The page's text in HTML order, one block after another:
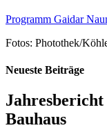
Programm Gaidar
Fotos: Photothek/
Neueste Beiträge
Bauhaus